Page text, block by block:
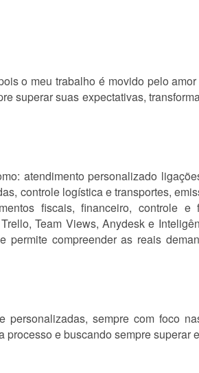
o meu trabalho é movido pelo
superar suas expectativas,
atendimento personalizado
controle logística e transportes,
fiscais, financeiro, controle
Team Views, Anydesk e
permite compreender as reais
personalizadas, sempre com foco
e buscando sempre superar